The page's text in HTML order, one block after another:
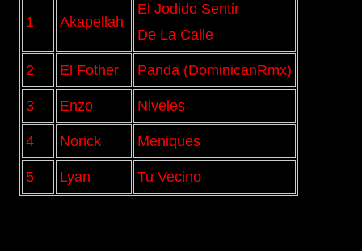
1 Akapellah
El Jodido Sentir
De La Calle
2 El Fother Panda (DominicanRmx)
3 Enzo Niveles
4 Norick Meniques
5 Lyan Tu Vecino